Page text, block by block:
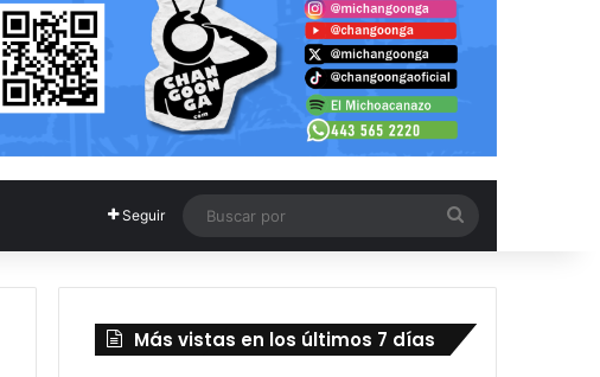
Seguir
por
Más vistas en los últimos 7 días